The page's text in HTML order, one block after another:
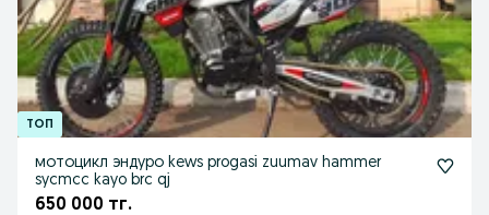
мотоцикл эндуро kews progasi zuumav hammer
sycmcc kayo brc qj
650 000 тг.